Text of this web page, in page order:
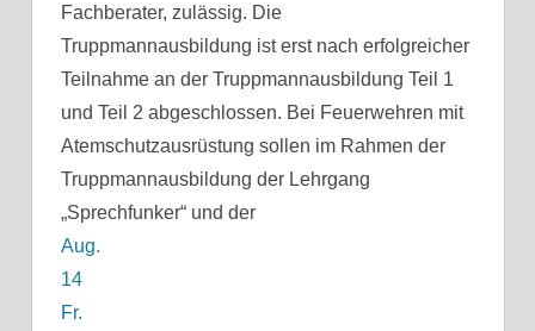
Fachberater, zulässig. Die
Truppmannausbildung ist erst nach erfolgreicher
Teilnahme an der Truppmannausbildung Teil 1
und Teil 2 abgeschlossen. Bei Feuerwehren mit
Atemschutzausrüstung sollen im Rahmen der
Truppmannausbildung der Lehrgang
„Sprechfunker“ und der
Aug.
14
Fr.